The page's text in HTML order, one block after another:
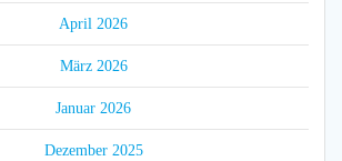
April 2026
März 2026
Januar 2026
Dezember 2025